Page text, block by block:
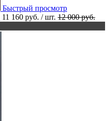
Быстрый просмотр
11 160 руб. / шт. 12 000 руб.